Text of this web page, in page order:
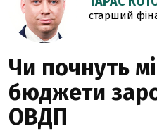
старший
Чи почнуть
бюджети
ОВДП